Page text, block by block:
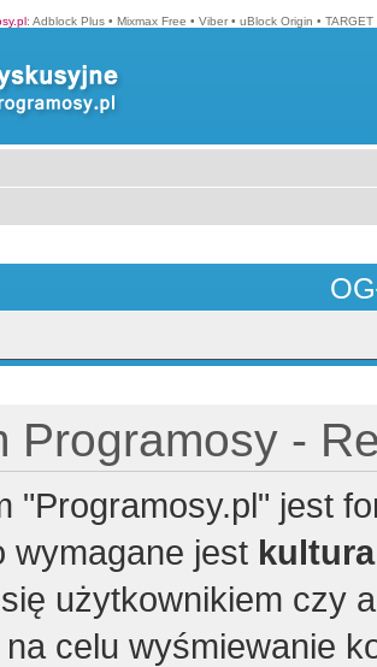
: Adblock Plus • Mixmax Free • Viber • uBlock Origin •
Programosy -
"Programosy.pl" jest
wymagane jest
użytkownikiem czy
celu wyśmiewanie